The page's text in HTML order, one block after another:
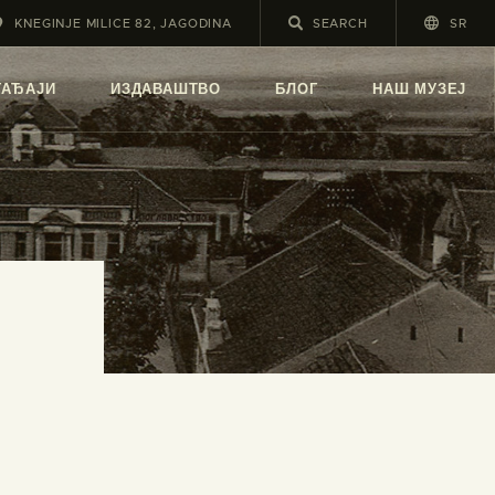
KNEGINJE MILICE 82, JAGODINA SR
ИЗДАВАШТВО БЛОГ НАШ МУЗЕЈ